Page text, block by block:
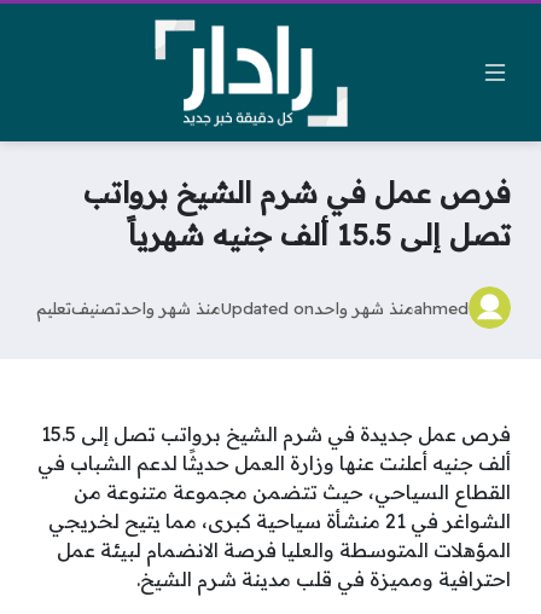
فرص عمل في شرم الشيخ برواتب
تصل إلى 15.5 ألف جنيه شهرياً
ahmedمنذ شهر واحدUpdated onمنذ شهر واحدتصنيفتعليم
فرص عمل جديدة في شرم الشيخ برواتب تصل إلى 15.5
ألف جنيه أعلنت عنها وزارة العمل حديثًا لدعم الشباب في
القطاع السياحي، حيث تتضمن مجموعة متنوعة من
الشواغر في 21 منشأة سياحية كبرى، مما يتيح لخريجي
المؤهلات المتوسطة والعليا فرصة الانضمام لبيئة عمل
احترافية ومميزة في قلب مدينة شرم الشيخ.